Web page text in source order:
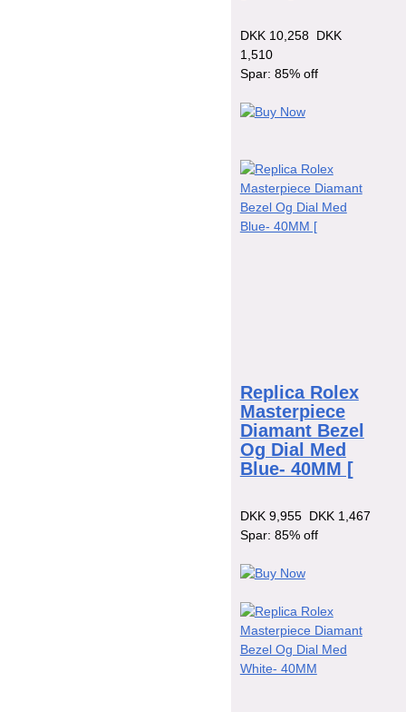
DKK 10,258 DKK
1,510
Spar: 85% off
Replica Rolex
Masterpiece
Diamant Bezel
Og Dial Med
Blue- 40MM [
DKK 9,955 DKK 1,467
Spar: 85% off